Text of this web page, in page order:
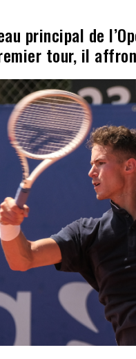
principal de
tour, il